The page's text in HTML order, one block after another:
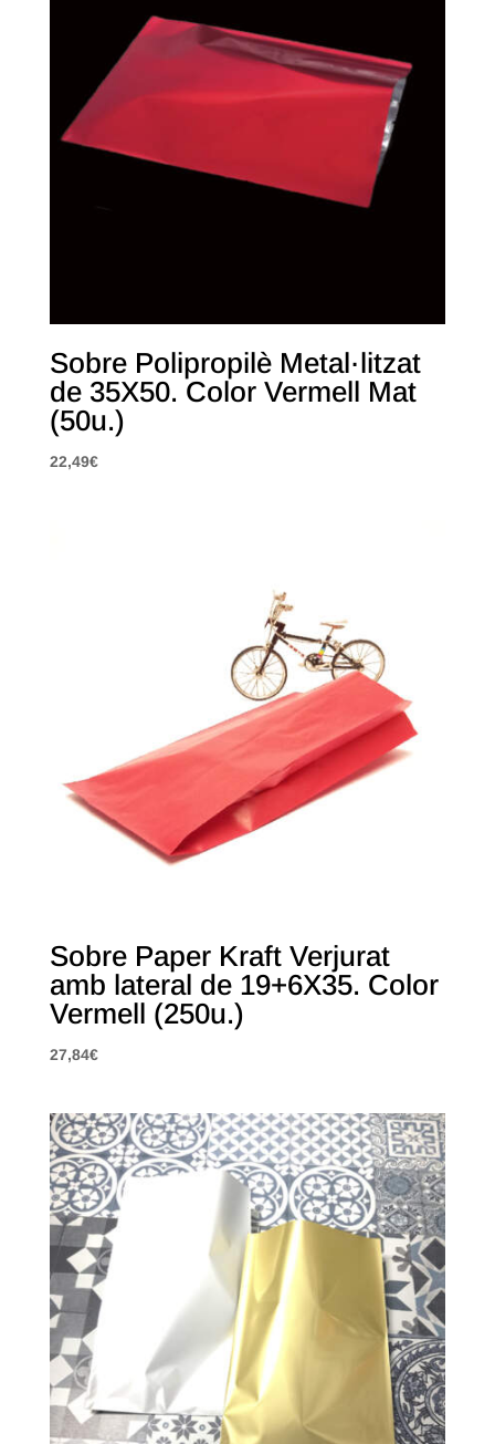
Sobre Polipropilè Metal·litzat
de 35X50. Color Vermell Mat
(50u.)
22,49€
Sobre Paper Kraft Verjurat
amb lateral de 19+6X35. Color
Vermell (250u.)
27,84€